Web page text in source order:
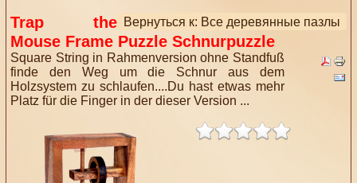
Вернуться к: Все деревянные пазлы
Trap the
Mouse Frame Puzzle Schnurpuzzle
Square String in Rahmenversion ohne Standfuß
finde den Weg um die Schnur aus dem
Holzsystem zu schlaufen....Du hast etwas mehr
Platz für die Finger in der dieser Version ...